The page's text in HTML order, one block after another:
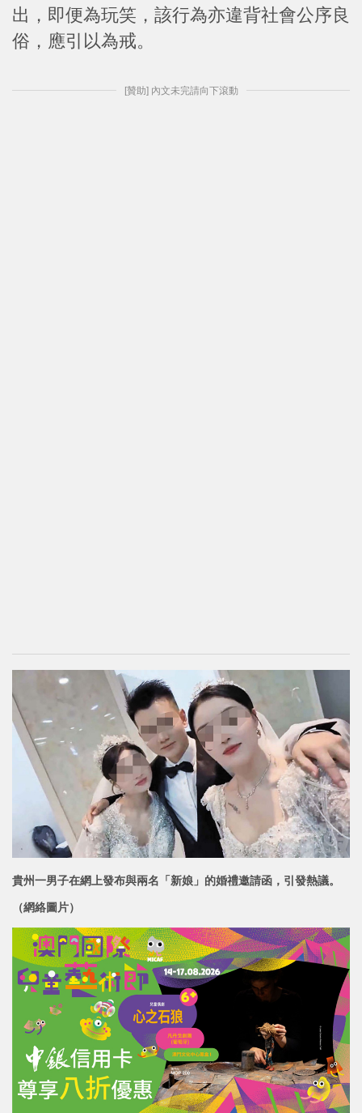
出，即便為玩笑，該行為亦違背社會公序良
俗，應引以為戒。
[贊助] 內文未完請向下滾動
貴州一男子在網上發布與兩名「新娘」的婚禮邀請函，引發熱議。
（網絡圖片）